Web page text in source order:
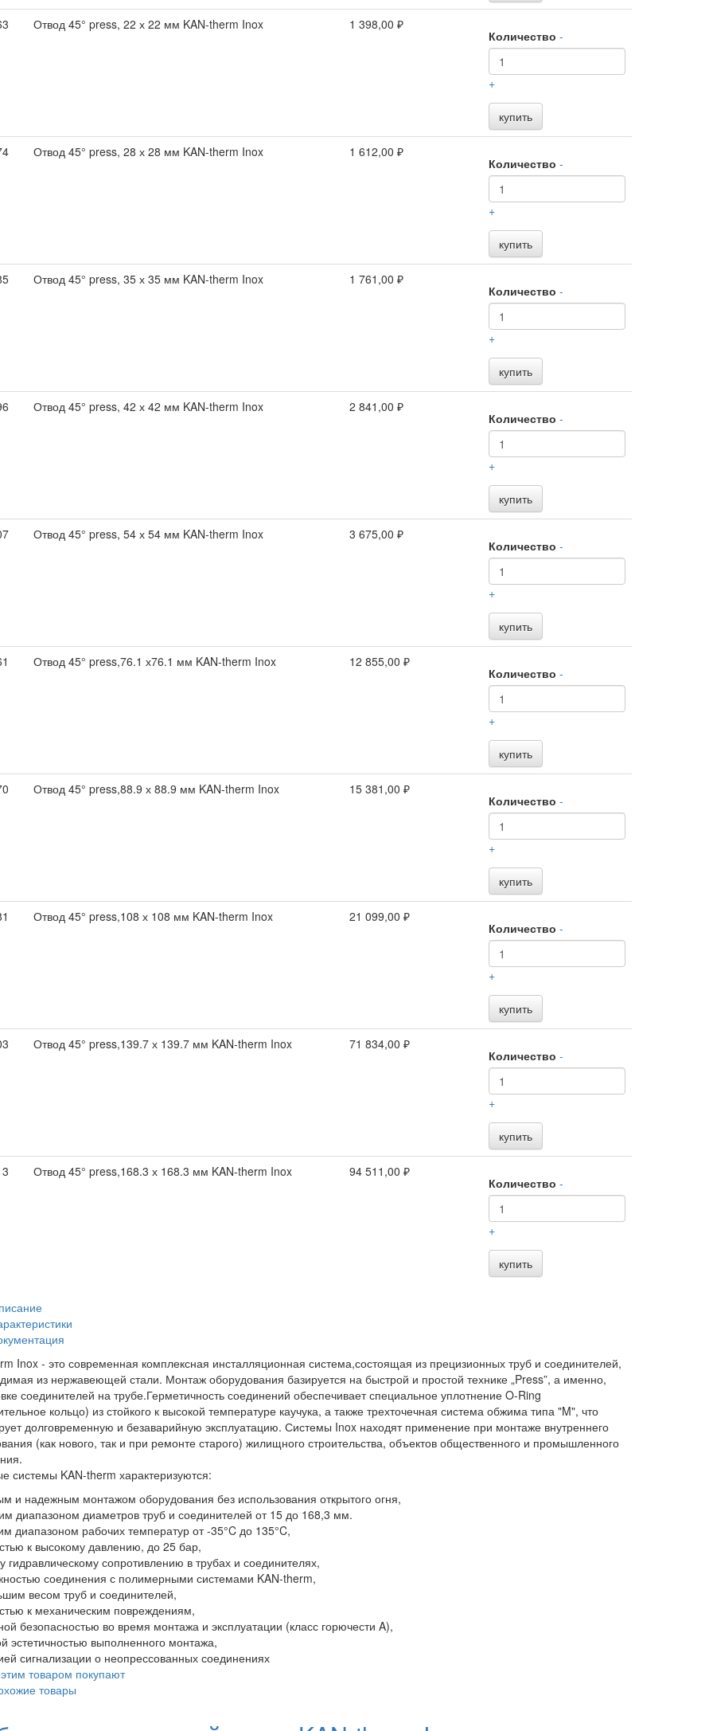
Отвод 45° press, 22 х 22 мм KAN-therm Inox 1 398,00 ₽
Количество -
+
купить
Отвод 45° press, 28 х 28 мм KAN-therm Inox 1 612,00 ₽
Количество -
+
купить
Отвод 45° press, 35 х 35 мм KAN-therm Inox 1 761,00 ₽
Количество -
+
купить
Отвод 45° press, 42 х 42 мм KAN-therm Inox 2 841,00 ₽
Количество -
+
купить
Отвод 45° press, 54 х 54 мм KAN-therm Inox 3 675,00 ₽
Количество -
+
купить
Отвод 45° press,76.1 х76.1 мм KAN-therm Inox 12 855,00 ₽
Количество -
+
купить
Отвод 45° press,88.9 х 88.9 мм KAN-therm Inox 15 381,00 ₽
Количество -
+
купить
Отвод 45° press,108 х 108 мм KAN-therm Inox 21 099,00 ₽
Количество -
+
купить
Отвод 45° press,139.7 х 139.7 мм KAN-therm Inox 71 834,00 ₽
Количество -
+
купить
Отвод 45° press,168.3 х 168.3 мм KAN-therm Inox 94 511,00 ₽
Количество -
+
купить
Inox - это современная комплексная инсталляционная система,состоящая из прецизионных труб и соединителей,
из нержавеющей стали. Монтаж оборудования базируется на быстрой и простой технике „Press”, а именно,
соединителей на трубе.Герметичность соединений обеспечивает специальное уплотнение O-Ring
кольцо) из стойкого к высокой температуре каучука, а также трехточечная система обжима типа "M", что
долговременную и безаварийную эксплуатацию. Системы Inox находят применение при монтаже внутреннего
(как нового, так и при ремонте старого) жилищного строительства, объектов общественного и промышленного
системы KAN-therm характеризуются:
и надежным монтажом оборудования без использования открытого огня,
диапазоном диаметров труб и соединителей от 15 до 168,3 мм.
диапазоном рабочих температур от -35°C до 135°C,
к высокому давлению, до 25 бар,
гидравлическому сопротивлению в трубах и соединителях,
соединения с полимерными системами KAN-therm,
весом труб и соединителей,
к механическим повреждениям,
безопасностью во время монтажа и эксплуатации (класс горючести A),
эстетичностью выполненного монтажа,
сигнализации о неопрессованных соединениях
товаром покупают
товары